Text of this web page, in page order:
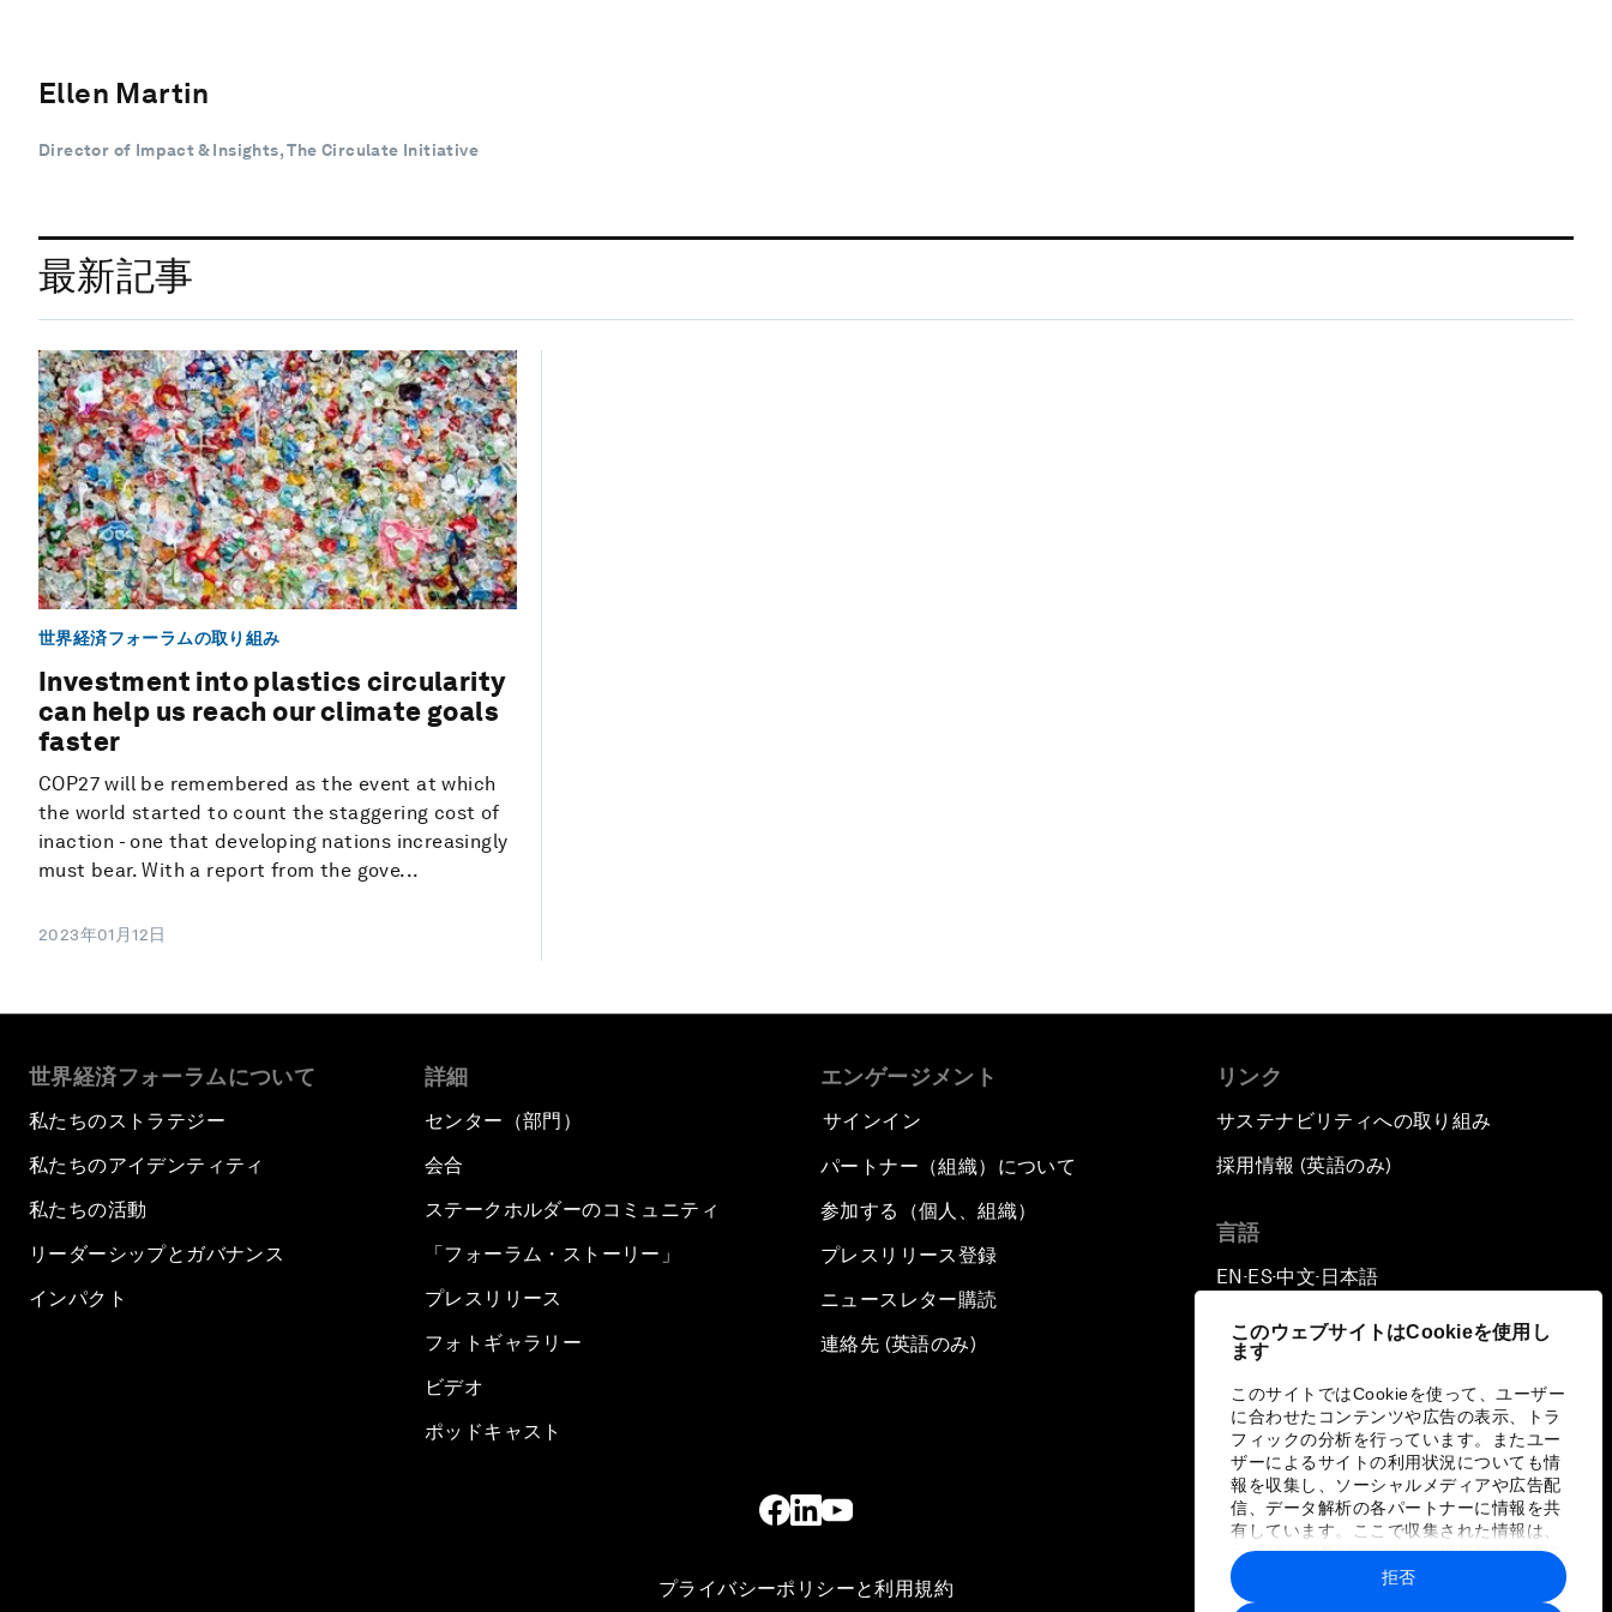
このウェブサイトはCookieを使用し
ます
このサイトではCookieを使って、ユーザー
に合わせたコンテンツや広告の表示、トラ
フィックの分析を行っています。またユー
ザーによるサイトの利用状況についても情
報を収集し、ソーシャルメディアや広告配
信、データ解析の各パートナーに情報を共
有しています。ここで収集された情報は、
ユーザーが各パートナーに提供した他の情
報や各パートナーのサービスを使用した際
に収集された情報と組み合わされ、各パー
拒否
Ellen Martin
Director of Impact & Insights, The Circulate Initiative
最新記事
世界経済フォーラムの取り組み
Investment into plastics circularity
can help us reach our climate goals
faster
COP27 will be remembered as the event at which
the world started to count the staggering cost of
inaction - one that developing nations increasingly
must bear. With a report from the gove...
2023年01月12日
世界経済フォーラムについて
私たちのストラテジー
私たちのアイデンティティ
私たちの活動
リーダーシップとガバナンス
インパクト
詳細
センター（部門）
会合
ステークホルダーのコミュニティ
「フォーラム・ストーリー」
プレスリリース
フォトギャラリー
ビデオ
ポッドキャスト
エンゲージメント
サインイン
パートナー（組織）について
参加する（個人、組織）
プレスリリース登録
ニュースレター購読
連絡先 (英語のみ)
リンク
サステナビリティへの取り組み
採用情報 (英語のみ)
言語
EN ▪ ES▪中文▪ 日本語
プライバシーポリシーと利用規約